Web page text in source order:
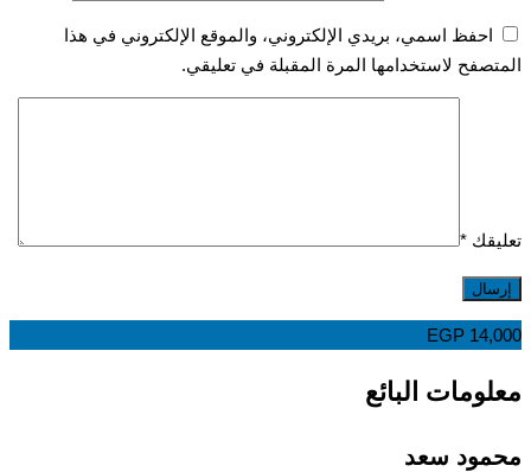
احفظ اسمي، بريدي الإلكتروني، والموقع الإلكتروني في هذا
لاستخدامها المرة المقبلة في تعليقي.
*
EGP
البائع
سعد